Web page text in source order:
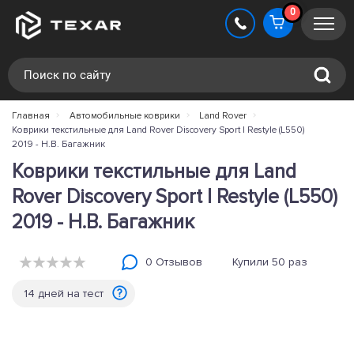
0
Главная Автомобильные коврики
Land Rover
Коврики текстильные для Land Rover Discovery Sport I Restyle (L550)
2019 - Н.В. Багажник
Коврики текстильные для Land
Rover Discovery Sport I Restyle (L550)
2019 - Н.В. Багажник
0 Отзывов Купили 50 раз
14 дней на тест